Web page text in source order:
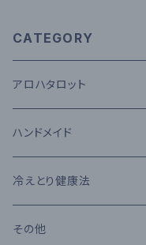
CATEGORY
アロハタロット
タロットカード
セッション
メール鑑定
ハンドメイド
コモクロス
その他
冷えとり健康法
その他